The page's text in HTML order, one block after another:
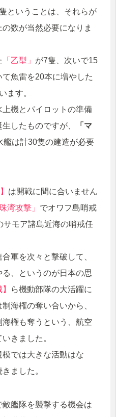
ということは、それらが
数が当然必要になりま
「乙型」 が7隻、次いで15
魚雷を20本に増やした
ます。
上機とパイロットの準備
したものですが、
「マ
艦は計30隻の建造が必要
は開戦に間に合いません
湾攻撃」 でオワフ島哨戒
サモア諸島近海の哨戒任
軍を次々と撃破して、
、というのが日本の思
ら機動部隊の大活躍に
海権の奪い合いから、
権も奪うという、航空
きました。
では大きな活動はな
ました。
艦隊を襲撃する機会は